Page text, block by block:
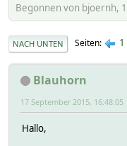
Begonnen von bjoernh,
NACH UNTEN Seiten 1
Blauhorn
17 September 2015, 16:48:05
Hallo,